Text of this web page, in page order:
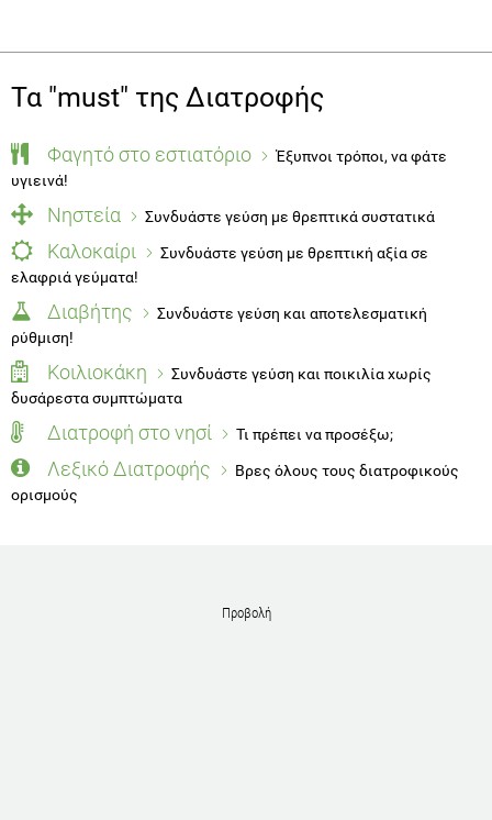
Τα "must" της Διατροφής
Φαγητό στο εστιατόριο
Έξυπνοι τρόποι, να φάτε
υγιεινά!
Νηστεία Συνδυάστε γεύση με θρεπτικά συστατικά
Καλοκαίρι
Συνδυάστε γεύση με θρεπτική αξία σε
ελαφριά γεύματα!
Διαβήτης
Συνδυάστε γεύση και αποτελεσματική
ρύθμιση!
Κοιλιοκάκη
Συνδυάστε γεύση και ποικιλία χωρίς
δυσάρεστα συμπτώματα
Διατροφή στο νησί Τι πρέπει να προσέξω;
Λεξικό Διατροφής
Βρες όλους τους διατροφικούς
ορισμούς
Προβολή